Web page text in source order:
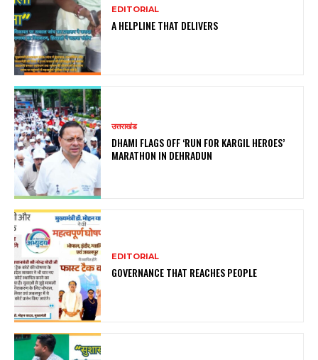
EDITORIAL
A HELPLINE THAT DELIVERS
उत्तराखंड
DHAMI FLAGS OFF ‘RUN FOR KARGIL HEROES’
MARATHON IN DEHRADUN
EDITORIAL
GOVERNANCE THAT REACHES PEOPLE